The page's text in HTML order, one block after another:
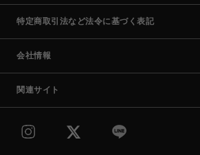
特定商取引法など法令に基づく表記
会社情報
関連サイト